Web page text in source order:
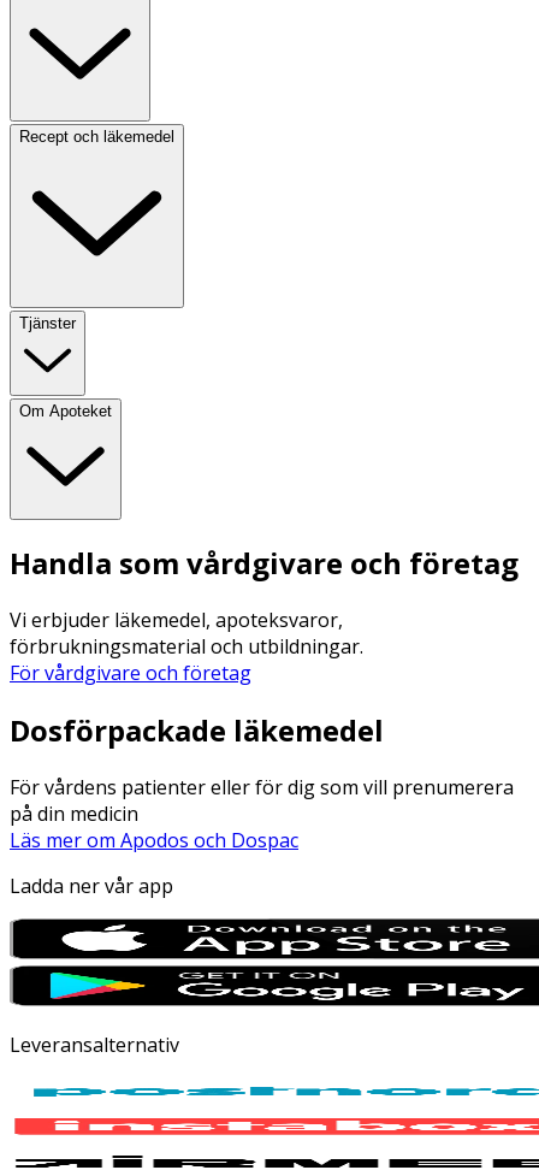
Recept och läkemedel
Tjänster
Om Apoteket
Handla som vårdgivare och företag
Vi erbjuder läkemedel, apoteksvaror,
förbrukningsmaterial och utbildningar.
För vårdgivare och företag
Dosförpackade läkemedel
För vårdens patienter eller för dig som vill prenumerera
på din medicin
Läs mer om Apodos och Dospac
Ladda ner vår app
Leveransalternativ